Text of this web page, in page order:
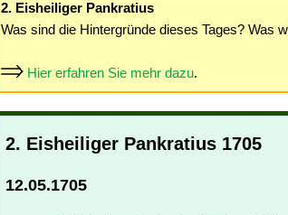
2. Eisheiliger Pankratius
Was sind die Hintergründe dieses Tages? Was
Hier erfahren Sie mehr dazu.
2. Eisheiliger Pankratius 1705
12.05.1705